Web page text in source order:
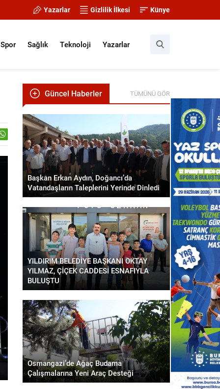
Yazarlar Gizlilik İlkesi Künye
Spor Sağlık Teknoloji Yazarlar
Güncel Haberler TÜMÜNÜ GÖR
Başkan Erkan Aydın, Doğancı’da
Vatandaşların Taleplerini Yerinde Dinledi
YILDIRIM BELEDİYE BAŞKANI OKTAY
YILMAZ, ÇİÇEK CADDESİ ESNAFIYLA
BULUŞTU
Osmangazi’de Ağaç Budama
Çalışmalarına Yeni Araç Desteği